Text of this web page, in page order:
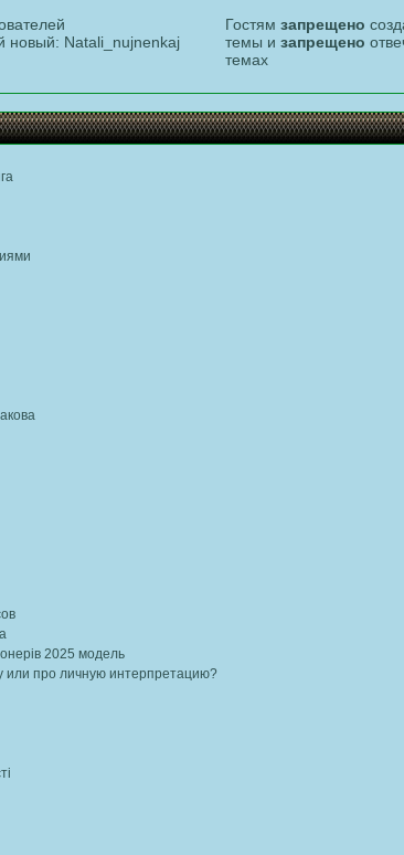
новый: Natali_nujnenkaj
Гостямзапрещено
темы изапрещено
темах
2025 модель
или про личную интерпретацию?